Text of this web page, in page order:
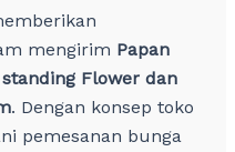
mengirim Papan
Flower dan
. Dengan konsep toko
pemesanan bunga